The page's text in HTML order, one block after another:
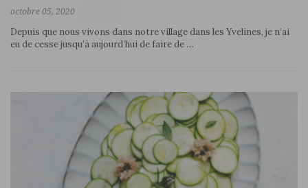
octobre 05, 2020
Depuis que nous vivons dans notre village dans les Yvelines, je n’ai
eu de cesse jusqu’à aujourd’hui de faire de …